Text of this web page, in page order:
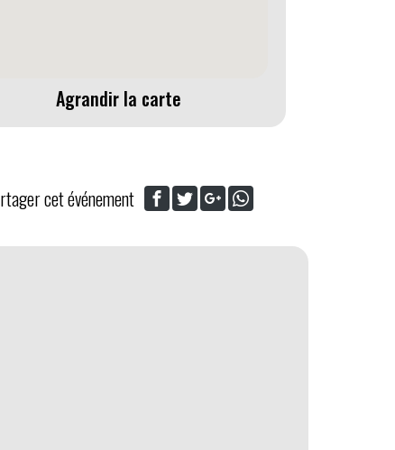
Agrandir la carte
cet événement